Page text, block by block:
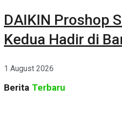
DAIKIN Proshop
Kedua Hadir di
1 August 2026
Berita Terbaru